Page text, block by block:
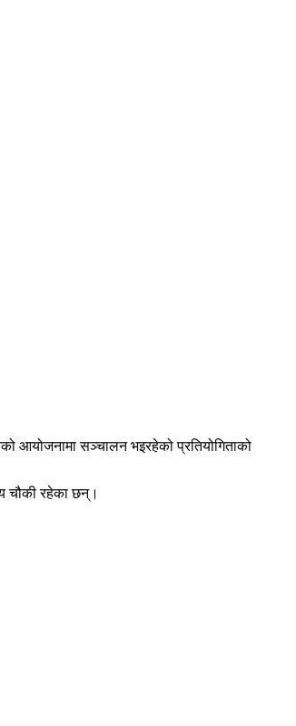
आयोजनामा सञ्चालन भइरहेको प्रतियोगिताको
चौकी रहेका छन्।